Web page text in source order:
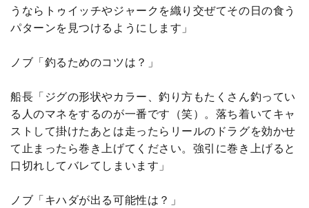
うならトゥイッチやジャークを織り交ぜてその日の食う
パターンを見つけるようにします」
ノブ「釣るためのコツは？」
船長「ジグの形状やカラー、釣り方もたくさん釣ってい
る人のマネをするのが一番です（笑）。落ち着いてキャ
ストして掛けたあとは走ったらリールのドラグを効かせ
て止まったら巻き上げてください。強引に巻き上げると
口切れしてバレてしまいます」
ノブ「キハダが出る可能性は？」